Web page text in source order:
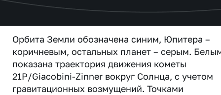
Орбита Земли обозначена синим, Юпитера –
коричневым, остальных планет – серым.
показана траектория движения кометы
21P/Giacobini-Zinner вокруг Солнца, с учетом
гравитационных возмущений. Точками